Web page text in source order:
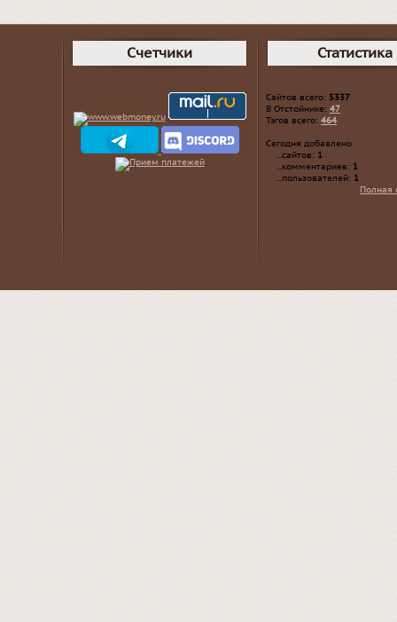
Счетчики Статистика
Сайтов всего: 5337
В Отстойнике: 47
Тэгов всего: 464
Сегодня добавлено
...сайтов: 1
...комментариев: 1
...пользователей: 1
Полная